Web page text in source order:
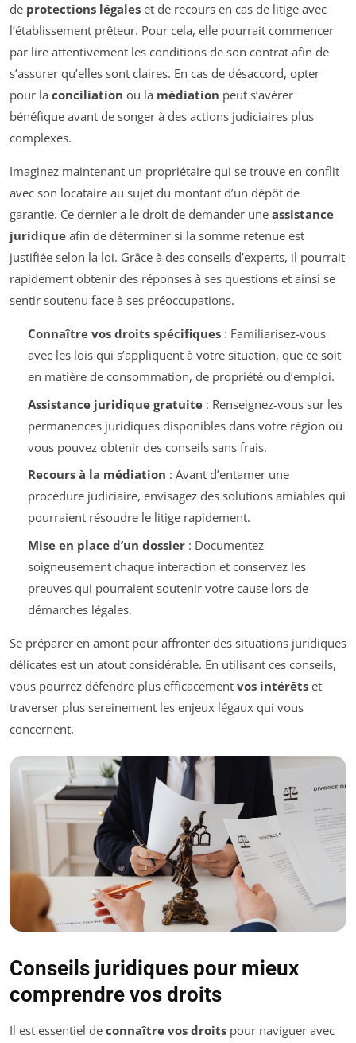
de protections légales et de recours en cas de litige avec
l’établissement prêteur. Pour cela, elle pourrait commencer
par lire attentivement les conditions de son contrat afin de
s’assurer qu’elles sont claires. En cas de désaccord, opter
pour la conciliation ou la médiation peut s’avérer
bénéfique avant de songer à des actions judiciaires plus
complexes.
Imaginez maintenant un propriétaire qui se trouve en conflit
avec son locataire au sujet du montant d’un dépôt de
garantie. Ce dernier a le droit de demander une assistance
juridique afin de déterminer si la somme retenue est
justifiée selon la loi. Grâce à des conseils d’experts, il pourrait
rapidement obtenir des réponses à ses questions et ainsi se
sentir soutenu face à ses préoccupations.
Connaître vos droits spécifiques: Familiarisez-vous
avec les lois qui s’appliquent à votre situation, que ce soit
en matière de consommation, de propriété ou d’emploi.
Assistance juridique gratuite: Renseignez-vous sur les
permanences juridiques disponibles dans votre région où
vous pouvez obtenir des conseils sans frais.
Recours à la médiation : Avant d’entamer une
procédure judiciaire, envisagez des solutions amiables qui
pourraient résoudre le litige rapidement.
Mise en place d’un dossier: Documentez
soigneusement chaque interaction et conservez les
preuves qui pourraient soutenir votre cause lors de
démarches légales.
Se préparer en amont pour affronter des situations juridiques
délicates est un atout considérable. En utilisant ces conseils,
vous pourrez défendre plus efficacement vos intérêts et
traverser plus sereinement les enjeux légaux qui vous
concernent.
Conseils juridiques pour mieux
comprendre vos droits
Il est essentiel de connaître vos droits pour naviguer avec